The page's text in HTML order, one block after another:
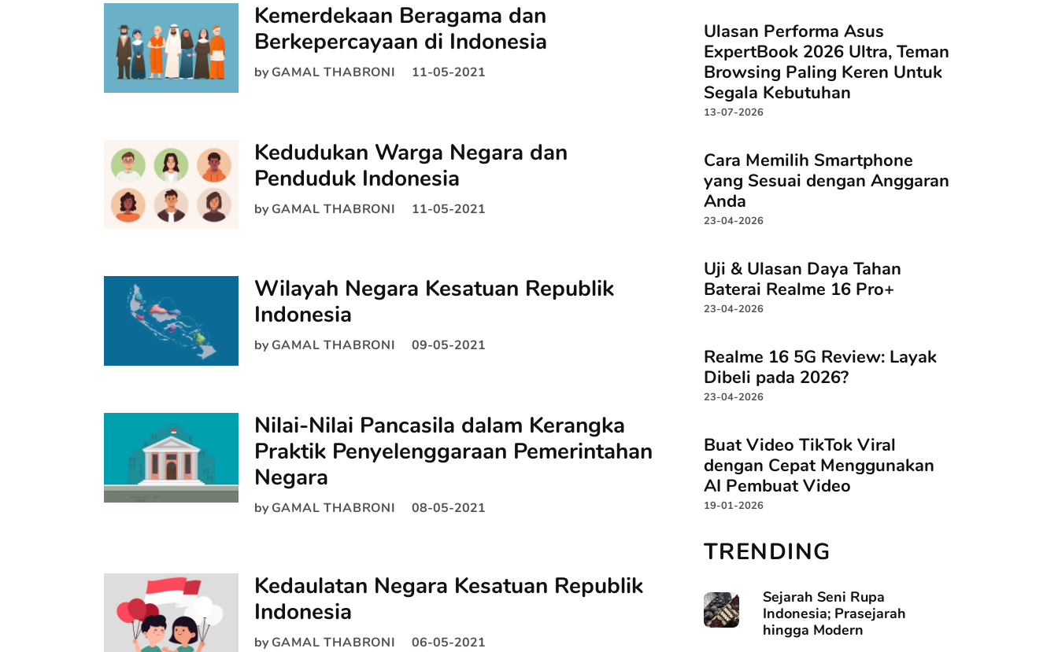
Kemerdekaan Beragama dan
Berkepercayaan di Indonesia
by GAMAL THABRONI 11-05-2021
Kedudukan Warga Negara dan
Penduduk Indonesia
by GAMAL THABRONI 11-05-2021
Wilayah Negara Kesatuan Republik
Indonesia
by GAMAL THABRONI 09-05-2021
Nilai-Nilai Pancasila dalam Kerangka
Praktik Penyelenggaraan Pemerintahan
Negara
by GAMAL THABRONI 08-05-2021
Kedaulatan Negara Kesatuan Republik
Indonesia
by GAMAL THABRONI 06-05-2021
Ulasan Performa Asus
ExpertBook 2026 Ultra, Teman
Browsing Paling Keren Untuk
Segala Kebutuhan
13-07-2026
Cara Memilih Smartphone
yang Sesuai dengan Anggaran
Anda
23-04-2026
Uji & Ulasan Daya Tahan
Baterai Realme 16 Pro+
23-04-2026
Realme 16 5G Review: Layak
Dibeli pada 2026?
23-04-2026
Buat Video TikTok Viral
dengan Cepat Menggunakan
AI Pembuat Video
19-01-2026
TRENDING
Sejarah Seni Rupa
Indonesia; Prasejarah
hingga Modern